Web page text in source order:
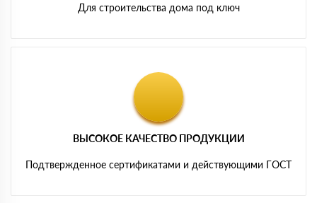
Для строительства дома под ключ
ВЫСОКОЕ КАЧЕСТВО ПРОДУКЦИИ
Подтвержденное сертификатами и действующими ГОСТ